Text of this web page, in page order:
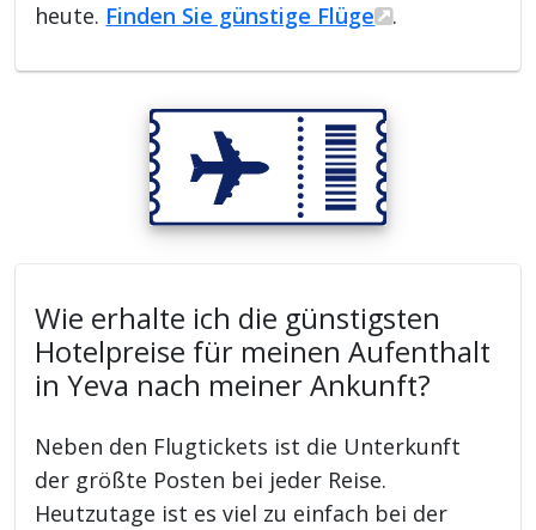
heute. Finden Sie günstige Flüge .
Wie erhalte ich die günstigsten
Hotelpreise für meinen Aufenthalt
in Yeva nach meiner Ankunft?
Neben den Flugtickets ist die Unterkunft
der größte Posten bei jeder Reise.
Heutzutage ist es viel zu einfach bei der